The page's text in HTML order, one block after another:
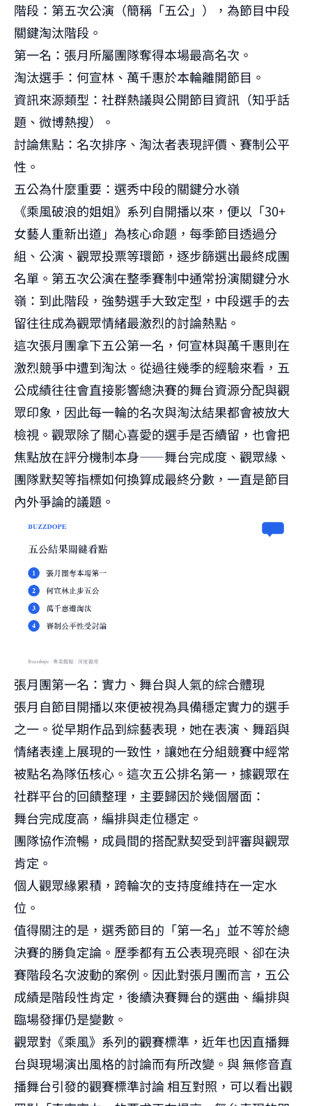
階段：第五次公演（簡稱「五公」），為節目中段
關鍵淘汰階段。
第一名：張月所屬團隊奪得本場最高名次。
淘汰選手：何宣林、萬千惠於本輪離開節目。
資訊來源類型：社群熱議與公開節目資訊（知乎話
題、微博熱搜）。
討論焦點：名次排序、淘汰者表現評價、賽制公平
性。
五公為什麼重要：選秀中段的關鍵分水嶺
《乘風破浪的姐姐》系列自開播以來，便以「30+
女藝人重新出道」為核心命題，每季節目透過分
組、公演、觀眾投票等環節，逐步篩選出最終成團
名單。第五次公演在整季賽制中通常扮演關鍵分水
嶺：到此階段，強勢選手大致定型，中段選手的去
留往往成為觀眾情緒最激烈的討論熱點。
這次張月團拿下五公第一名，何宣林與萬千惠則在
激烈競爭中遭到淘汰。從過往幾季的經驗來看，五
公成績往往會直接影響總決賽的舞台資源分配與觀
眾印象，因此每一輪的名次與淘汰結果都會被放大
檢視。觀眾除了關心喜愛的選手是否續留，也會把
焦點放在評分機制本身——舞台完成度、觀眾緣、
團隊默契等指標如何換算成最終分數，一直是節目
內外爭論的議題。
張月團第一名：實力、舞台與人氣的綜合體現
張月自節目開播以來便被視為具備穩定實力的選手
之一。從早期作品到綜藝表現，她在表演、舞蹈與
情緒表達上展現的一致性，讓她在分組競賽中經常
被點名為隊伍核心。這次五公排名第一，據觀眾在
社群平台的回饋整理，主要歸因於幾個層面：
舞台完成度高，編排與走位穩定。
團隊協作流暢，成員間的搭配默契受到評審與觀眾
肯定。
個人觀眾緣累積，跨輪次的支持度維持在一定水
位。
值得關注的是，選秀節目的「第一名」並不等於總
決賽的勝負定論。歷季都有五公表現亮眼、卻在決
賽階段名次波動的案例。因此對張月團而言，五公
成績是階段性肯定，後續決賽舞台的選曲、編排與
臨場發揮仍是變數。
觀眾對《乘風》系列的觀賽標準，近年也因直播舞
台與現場演出風格的討論而有所改變。與無修音直
播舞台引發的觀賽標準討論相互對照，可以看出觀